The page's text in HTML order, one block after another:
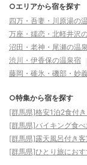
○エリアから宿を探す
四万・吾妻・川原湯の
万座・嬬恋・北軽井沢
沼田・老神・尾瀬の温
渋川・伊香保の温泉宿
藤岡・碓氷・磯部・妙
○特集から宿を探す
[群馬県]格安1泊2食付
[群馬県]バイキング食
[群馬県]露天風呂付き
[群馬県]ひとり旅にお